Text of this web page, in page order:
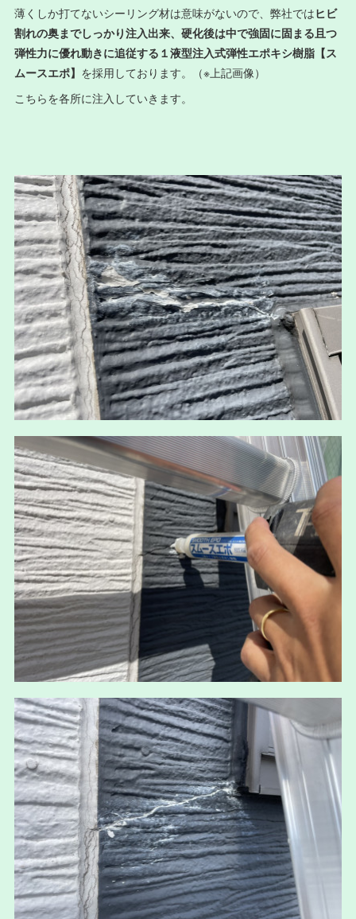
薄くしか打てないシーリング材は意味がないので、弊社ではヒビ
割れの奥までしっかり注入出来、硬化後は中で強固に固まる且つ
弾性力に優れ動きに追従する１液型注入式弾性エポキシ樹脂【ス
ムースエポ】 を採用しております。（※上記画像）
こちらを各所に注入していきます。